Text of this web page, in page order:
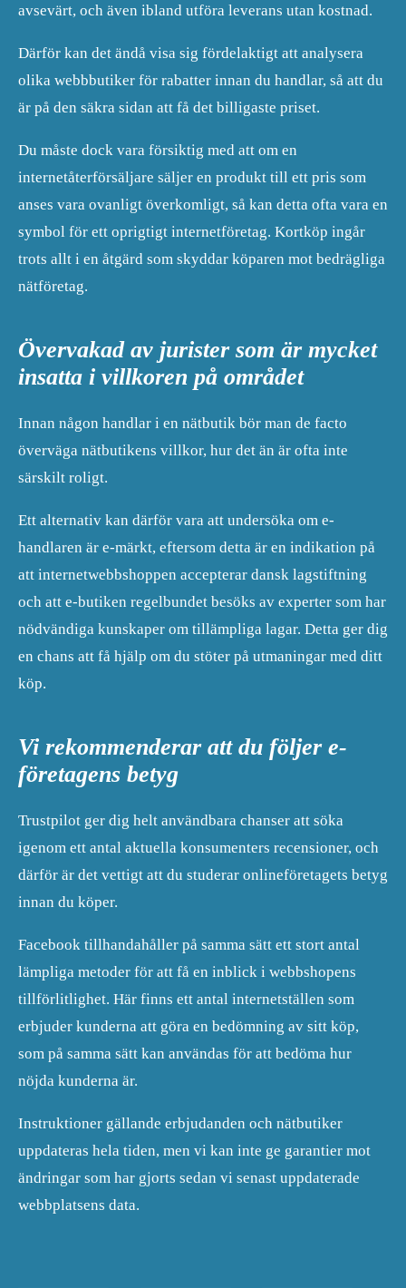
avsevärt, och även ibland utföra leverans utan kostnad.
Därför kan det ändå visa sig fördelaktigt att analysera
olika webbbutiker för rabatter innan du handlar, så att du
är på den säkra sidan att få det billigaste priset.
Du måste dock vara försiktig med att om en
internetåterförsäljare säljer en produkt till ett pris som
anses vara ovanligt överkomligt, så kan detta ofta vara en
symbol för ett oprigtigt internetföretag. Kortköp ingår
trots allt i en åtgärd som skyddar köparen mot bedrägliga
nätföretag.
Övervakad av jurister som är mycket
insatta i villkoren på området
Innan någon handlar i en nätbutik bör man de facto
överväga nätbutikens villkor, hur det än är ofta inte
särskilt roligt.
Ett alternativ kan därför vara att undersöka om e-
handlaren är e-märkt, eftersom detta är en indikation på
att internetwebbshoppen accepterar dansk lagstiftning
och att e-butiken regelbundet besöks av experter som har
nödvändiga kunskaper om tillämpliga lagar. Detta ger dig
en chans att få hjälp om du stöter på utmaningar med ditt
köp.
Vi rekommenderar att du följer e-
företagens betyg
Trustpilot ger dig helt användbara chanser att söka
igenom ett antal aktuella konsumenters recensioner, och
därför är det vettigt att du studerar onlineföretagets betyg
innan du köper.
Facebook tillhandahåller på samma sätt ett stort antal
lämpliga metoder för att få en inblick i webbshopens
tillförlitlighet. Här finns ett antal internetställen som
erbjuder kunderna att göra en bedömning av sitt köp,
som på samma sätt kan användas för att bedöma hur
nöjda kunderna är.
Instruktioner gällande erbjudanden och nätbutiker
uppdateras hela tiden, men vi kan inte ge garantier mot
ändringar som har gjorts sedan vi senast uppdaterade
webbplatsens data.